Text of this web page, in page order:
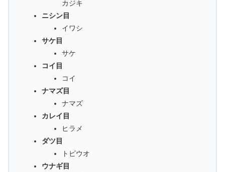
カジキ
ニシン目
イワシ
サケ目
サケ
コイ目
コイ
ナマズ目
ナマズ
カレイ目
ヒラメ
ダツ目
トビウオ
ウナギ目